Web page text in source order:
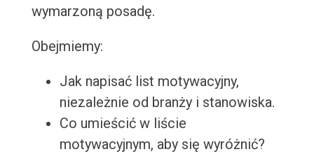
wymarzoną posadę.
Obejmiemy:
Jak napisać list motywacyjny,
niezależnie od branży i stanowiska.
Co umieścić w liście
motywacyjnym, aby się wyróżnić?